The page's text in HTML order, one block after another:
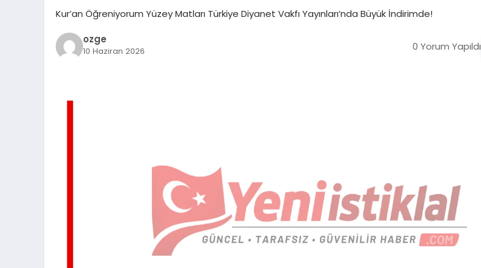
Kur’an Öğreniyorum Yüzey Matları Türkiye Diyanet Vakfı Yayınları’nda Büyük İndirimde!
ozge
10 Haziran 2026 0 Yorum Yapıldı